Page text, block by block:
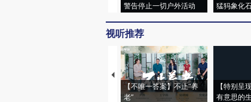
警告停止一切户外活动
猛犸象化
视听推荐
【不唯一答案】不止“养
老”
【特别呈
有意思的